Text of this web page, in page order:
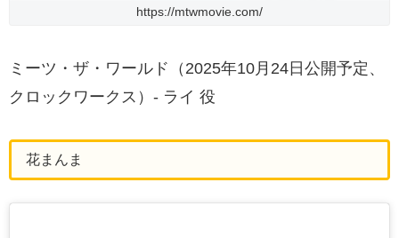
https://mtwmovie.com/
ミーツ・ザ・ワールド（2025年10月24日公開予定、
クロックワークス）- ライ 役
花まんま